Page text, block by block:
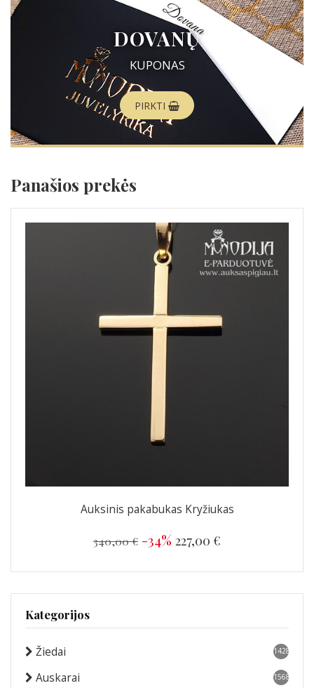
DOVANŲ
KUPONAS
PIRKTI
Panašios prekės
Auksinis pakabukas Kryžiukas
340,00 € -34% 227,00 €
Kategorijos
Žiedai 1428
Auskarai 1568